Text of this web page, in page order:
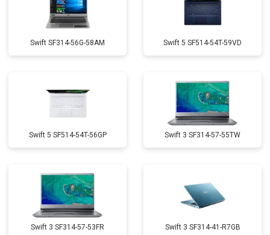
Swift SF314-56G-58AM Swift 5 SF514-54T-59VD
Swift 5 SF514-54T-56GP Swift 3 SF314-57-55TW
Swift 3 SF314-57-53FR Swift 3 SF314-41-R7GB